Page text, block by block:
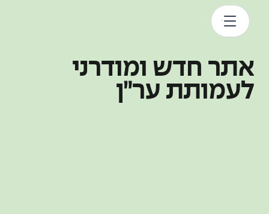
אתר חדש ומודרני
לעמותת ער״ן